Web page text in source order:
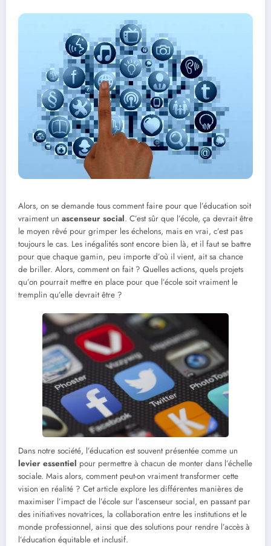
Alors, on se demande tous comment faire pour que l’éducation soit
vraiment un ascenseur social. C’est sûr que l’école, ça devrait être
le moyen rêvé pour grimper les échelons, mais en vrai, c’est pas
toujours le cas. Les inégalités sont encore bien là, et il faut se battre
pour que chaque gamin, peu importe d’où il vient, ait sa chance
de briller. Alors, comment on fait ? Quelles actions, quels projets
qu’on pourrait mettre en place pour que l’école soit vraiment le
tremplin qu’elle devrait être ?
Dans notre société, l’éducation est souvent présentée comme un
levier essentiel pour permettre à chacun de monter dans l’échelle
sociale. Mais alors, comment peut-on vraiment transformer cette
vision en réalité ? Cet article explore les différentes manières de
maximiser l’impact de l’école sur l’ascenseur social, en passant par
des initiatives novatrices, la collaboration entre les institutions et le
monde professionnel, ainsi que des solutions pour rendre l’accès à
l’éducation équitable et inclusif.